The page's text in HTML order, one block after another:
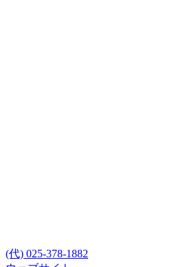
(代) 025-378-1882